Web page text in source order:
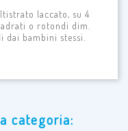
laccato, su 4
o rotondi dim.
bambini stessi.
categoria: